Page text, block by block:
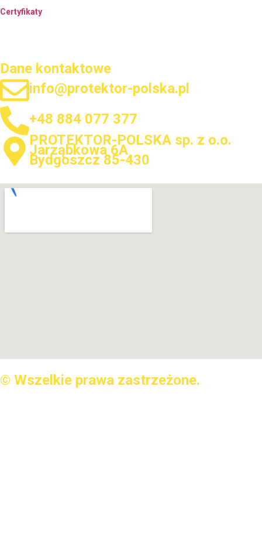
Certyfikaty
Dane kontaktowe
info@protektor-polska.pl
+48 884 077 377
PROTEKTOR-POLSKA sp. z o.o.
Jarząbkowa 6A
Bydgoszcz 85-430
© Wszelkie prawa zastrzeżone.